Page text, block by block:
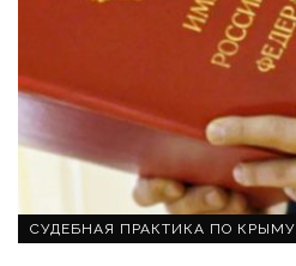
СУДЕБНАЯ ПРАКТИКА ПО КРЫМУ